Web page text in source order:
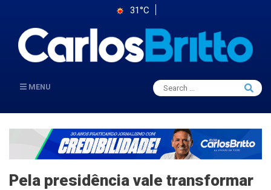
31°C
MENU
Search
for:
Search
Pela presidência vale transformar